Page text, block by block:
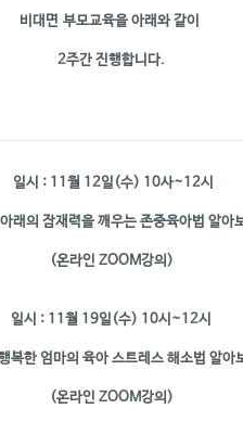
비대면 부모교육을 아래와 같이
2주간 진행합니다.
일시 : 11월 12일(수) 10사~12시
래의 잠재력을 깨우는 존중육아법 알아
(온라인 ZOOM강의)
일시 : 11월 19일(수) 10시~12시
복한 엄마의 육아 스트레스 해소법 알아
(온라인 ZOOM강의)